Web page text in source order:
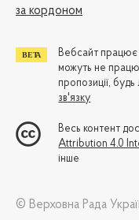
за кордоном
Вебсайт працює
можуть не
пропозиції,
зв'язку
Весь контент
Attribution 4.0
інше
© Верховна Рада